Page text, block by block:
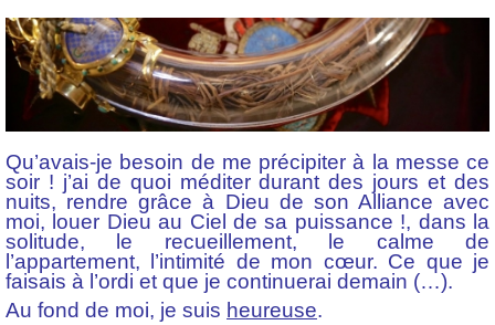
Qu’avais-je besoin de me précipiter à la messe ce
soir ! j’ai de quoi méditer durant des jours et des
nuits, rendre grâce à Dieu de son Alliance avec
moi, louer Dieu au Ciel de sa puissance !, dans la
solitude, le recueillement, le calme de
l’appartement, l’intimité de mon cœur. Ce que je
faisais à l’ordi et que je continuerai demain (…).
Au fond de moi, je suis heureuse.